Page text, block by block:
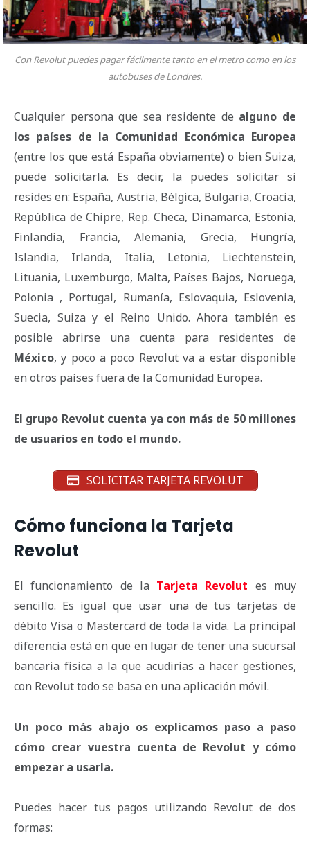
Con Revolut puedes pagar fácilmente tanto en el metro como en los
autobuses de Londres.
Cualquier persona que sea residente de alguno de
los países de la Comunidad Económica Europea
(entre los que está España obviamente) o bien Suiza,
puede solicitarla. Es decir, la puedes solicitar si
resides en: España, Austria, Bélgica, Bulgaria, Croacia,
República de Chipre, Rep. Checa, Dinamarca, Estonia,
Finlandia, Francia, Alemania, Grecia, Hungría,
Islandia, Irlanda, Italia, Letonia, Liechtenstein,
Lituania, Luxemburgo, Malta, Países Bajos, Noruega,
Polonia , Portugal, Rumanía, Eslovaquia, Eslovenia,
Suecia, Suiza y el Reino Unido. Ahora también es
posible abrirse una cuenta para residentes de
México, y poco a poco Revolut va a estar disponible
en otros países fuera de la Comunidad Europea.
El grupo Revolut cuenta ya con más de 50 millones
de usuarios en todo el mundo.
SOLICITAR TARJETA REVOLUT
Cómo funciona la Tarjeta
Revolut
El funcionamiento de la Tarjeta Revolut es muy
sencillo. Es igual que usar una de tus tarjetas de
débito Visa o Mastercard de toda la vida. La principal
diferencia está en que en lugar de tener una sucursal
bancaria física a la que acudirías a hacer gestiones,
con Revolut todo se basa en una aplicación móvil.
Un poco más abajo os explicamos paso a paso
cómo crear vuestra cuenta de Revolut y cómo
empezar a usarla.
Puedes hacer tus pagos utilizando Revolut de dos
formas: